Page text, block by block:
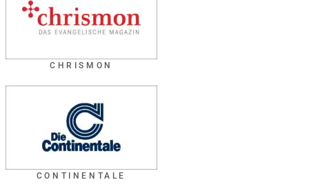
CHRISMON
CONTINENTALE